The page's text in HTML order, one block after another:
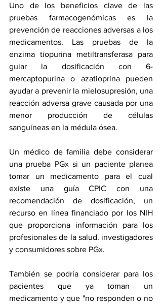
Uno de los beneficios clave de las
pruebas farmacogenómicas es la
prevención de reacciones adversas a los
medicamentos. Las pruebas de la
enzima tiopurina metiltransferasa para
guiar la dosificación con 6-
mercaptopurina o azatioprina pueden
ayudar a prevenir la mielosupresión, una
reacción adversa grave causada por una
menor producción de células
sanguíneas en la médula ósea.
Un médico de familia debe considerar
una prueba PGx si un paciente planea
tomar un medicamento para el cual
existe una guía CPIC con una
recomendación de dosificación, un
recurso en línea financiado por los NIH
que proporciona información para los
profesionales de la salud. investigadores
y consumidores sobre PGx.
También se podría considerar para los
pacientes que ya toman un
medicamento y que "no responden o no